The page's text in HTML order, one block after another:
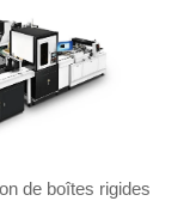
de boîtes rigides